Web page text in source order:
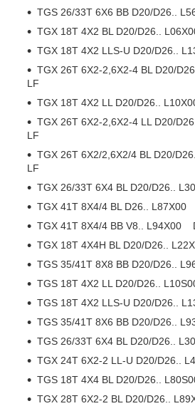
TGS 26/33T 6X6 BB D20/D26..
TGX 18T 4X2 BL D20/D26..
TGX 18T 4X2 LLS-U D20/D26..
TGX 26T 6X2-2,6X2-4 BL D20/
LF
TGX 18T 4X2 LL D20/D26..
TGX 26T 6X2-2,6X2-4 LL D20/
LF
TGX 26T 6X2/2,6X2/4 BL D20/
LF
TGX 26/33T 6X4 BL D20/D26..
TGX 41T 8X4/4 BL D26..
TGX 41T 8X4/4 BB V8.. L94X00
TGX 18T 4X4H BL D20/D26..
TGS 35/41T 8X8 BB D20/D26..
TGS 18T 4X2 LL D20/D26..
TGS 18T 4X2 LLS-U D20/D26..
TGS 35/41T 8X6 BB D20/D26..
TGS 26/33T 6X4 BL D20/D26..
TGX 24T 6X2-2 LL-U D20/D26..
TGS 18T 4X4 BL D20/D26..
TGX 28T 6X2-2 BL D20/D26..